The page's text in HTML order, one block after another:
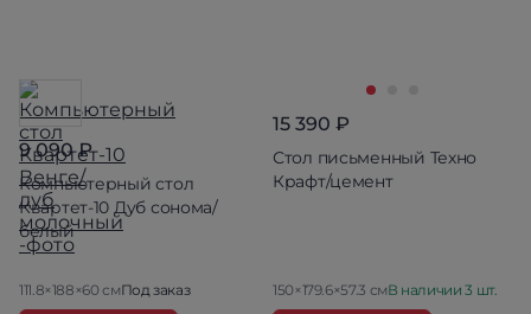
9 090 ₽
Компьютерный стол
Квартет-10 Дуб сонома/
белый
111.8×188×60 смПод заказ
15 390 ₽
Стол письменный Техно
Крафт/цемент
150×179.6×57.3 смВ наличии 3 шт.